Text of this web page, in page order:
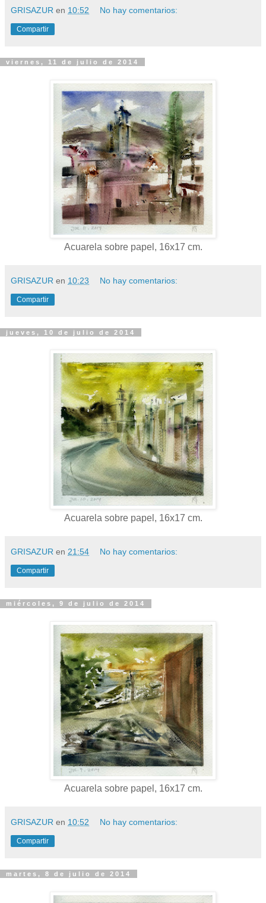
GRISAZUR en 10:52 No hay comentarios:
Compartir
viernes, 11 de julio de 2014
Acuarela sobre papel, 16x17 cm.
GRISAZUR en 10:23 No hay comentarios:
Compartir
jueves, 10 de julio de 2014
Acuarela sobre papel, 16x17 cm.
GRISAZUR en 21:54 No hay comentarios:
Compartir
miércoles, 9 de julio de 2014
Acuarela sobre papel, 16x17 cm.
GRISAZUR en 10:52 No hay comentarios:
Compartir
martes, 8 de julio de 2014